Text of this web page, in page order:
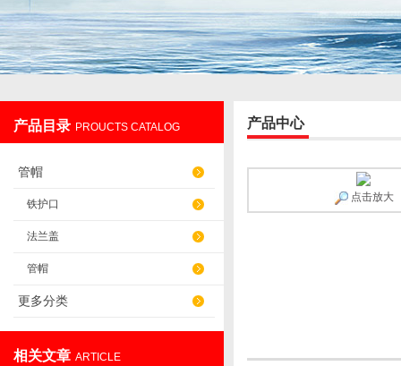
产品目录 PROUCTS CATALOG
管帽
铁护口
法兰盖
管帽
更多分类
相关文章 ARTICLE
产品中心
点击放大